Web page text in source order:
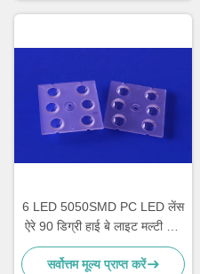
6 LED 5050SMD PC LED लेंस
ऐरे 90 डिग्री हाई बे लाइट मल्टी लेंस
ऐरे
सर्वोत्तम मूल्य प्राप्त करें